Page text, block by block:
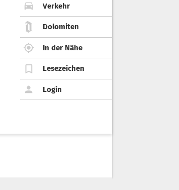
Verkehr
Dolomiten
In der Nähe
Lesezeichen
Login